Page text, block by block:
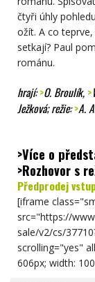
čtyři úhly
ožít. A co
setkají? Paul
románu.
hrají:>O. Broulík, >
Ježková; režie:>A.
>Více o
>Rozhovor s
Předprodej
[iframe
src="https://
sale/v2/cs/
scrolling="yes"
606px; width: